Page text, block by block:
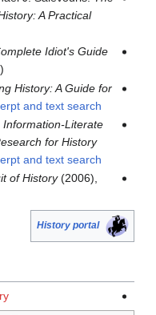
A Practical
Idiot's Guide
History: A Guide for
and text search
Information-Literate
for History
and text search
of History(2006),
History portal